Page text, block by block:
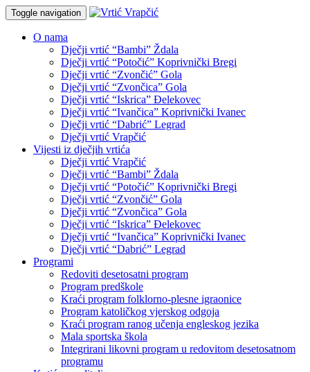
Toggle navigation
O nama
Dječji vrtić “Bambi” Ždala
Dječji vrtić “Potočić” Koprivnički Bregi
Dječji vrtić “Zvončić” Gola
Dječji vrtić “Zvončica” Gola
Dječji vrtić “Iskrica” Đelekovec
Dječji vrtić “Ivančica” Koprivnički Ivanec
Dječji vrtić “Dabrić” Legrad
Dječji vrtić Vrapčić
Vijesti iz dječjih vrtića
Dječji vrtić Vrapčić
Dječji vrtić “Bambi” Ždala
Dječji vrtić “Potočić” Koprivnički Bregi
Dječji vrtić “Zvončić” Gola
Dječji vrtić “Zvončica” Gola
Dječji vrtić “Iskrica” Đelekovec
Dječji vrtić “Ivančica” Koprivnički Ivanec
Dječji vrtić “Dabrić” Legrad
Programi
Redoviti desetosatni program
Program predškole
Kraći program folklorno-plesne igraonice
Program katoličkog vjerskog odgoja
Kraći program ranog učenja engleskog jezika
Mala sportska škola
Integrirani likovni program u redovitom desetosatnom
programu